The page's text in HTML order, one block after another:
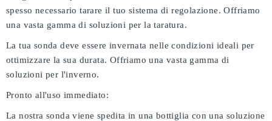
spesso necessario tarare il tuo sistema di regolazione. Offriamo
una vasta gamma di soluzioni per la taratura.
La tua sonda deve essere invernata nelle condizioni ideali per
ottimizzare la sua durata. Offriamo una vasta gamma di
soluzioni per l'inverno.
Pronto all'uso immediato:
La nostra sonda viene spedita in una bottiglia con una soluzione